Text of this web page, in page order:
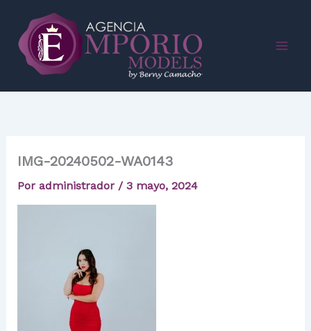
contenido
IMG-20240502-WA0143
Por administrador / 3 mayo, 2024